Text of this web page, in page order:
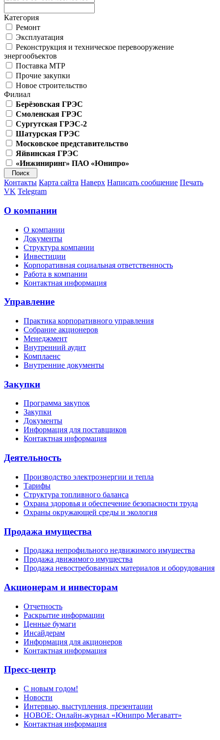
Категория
Ремонт
Эксплуатация
Реконструкция и техническое перевооружение
энергообъектов
Поставка МТР
Прочие закупки
Новое строительство
Филиал
Берёзовская ГРЭС
Смоленская ГРЭС
Сургутская ГРЭС-2
Шатурская ГРЭС
Московское представительство
Яйвинская ГРЭС
«Инжиниринг» ПАО «Юнипро»
Контакты Карта сайта Наверх Написать сообщение Печать
VK Telegram
О компании
О компании
Документы
Структура компании
Инвестиции
Корпоративная социальная ответственность
Работа в компании
Контактная информация
Управление
Практика корпоративного управления
Собрание акционеров
Менеджмент
Внутренний аудит
Комплаенс
Внутренние документы
Закупки
Программа закупок
Закупки
Документы
Информация для поставщиков
Контактная информация
Деятельность
Производство электроэнергии и тепла
Тарифы
Структура топливного баланса
Охрана здоровья и обеспечение безопасности труда
Охраны окружающей среды и экология
Продажа имущества
Продажа непрофильного недвижимого имущества
Продажа движимого имущества
Продажа невостребованных материалов и оборудования
Акционерам и инвесторам
Отчетность
Раскрытие информации
Ценные бумаги
Инсайдерам
Информация для акционеров
Контактная информация
Пресс-центр
С новым годом!
Новости
Интервью, выступления, презентации
НОВОЕ: Онлайн-журнал «Юнипро Мегаватт»
Контактная информация